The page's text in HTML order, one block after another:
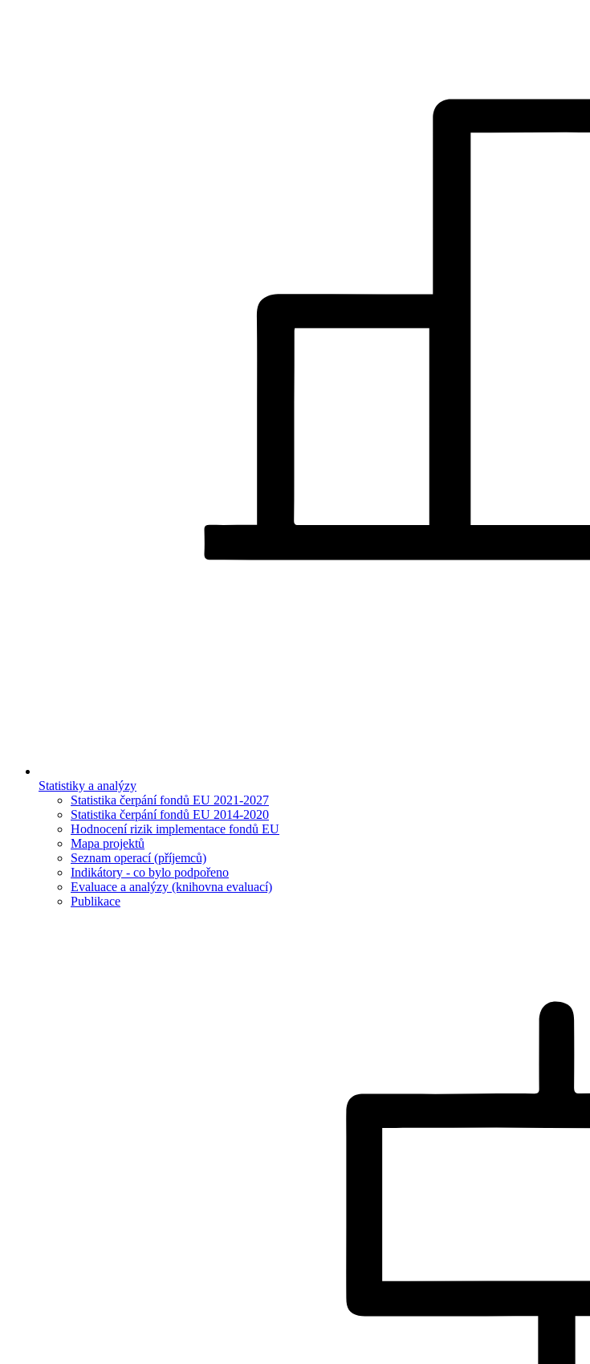
Statistiky a analýzy
Statistika čerpání fondů EU 2021-2027
Statistika čerpání fondů EU 2014-2020
Hodnocení rizik implementace fondů EU
Mapa projektů
Seznam operací (příjemců)
Indikátory - co bylo podpořeno
Evaluace a analýzy (knihovna evaluací)
Publikace